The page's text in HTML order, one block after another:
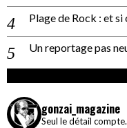
Plage de Rock : et si
Un reportage pas
gonzai_magazine
Seul le détail compte.